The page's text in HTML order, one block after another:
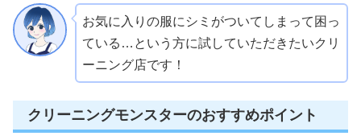
お気に入りの服にシミがついてしまって困っ
ている…という方に試していただきたいクリ
ーニング店です！
クリーニングモンスターのおすすめポイント